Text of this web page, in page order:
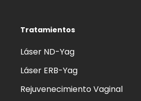
Tratamientos
Láser ND-Yag
Láser ERB-Yag
Rejuvenecimiento Vaginal